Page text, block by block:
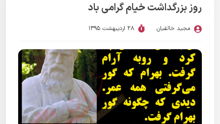
روز بزرگداشت خیام گرامی باد
مجید خالقیان 28 اردیبهشت 1395